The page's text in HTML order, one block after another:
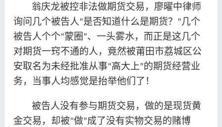
翁庆龙被控非法做期货交易，廖曜中律师
询问几个被告人“是否知道什么是期货？ ” 几个
被告人个个“蒙圈 ”、一头雾水，而正是这几个
对期货一窍不通的人，竟然被莆田市荔城区公
安取名为未经批准从事“高大上”的期货经营业
务，当事人均感觉是抬举他们了！
被告人没有参与期货交易，做的是现货黄
金交易，却被“做”成了没有实物交易的赌博